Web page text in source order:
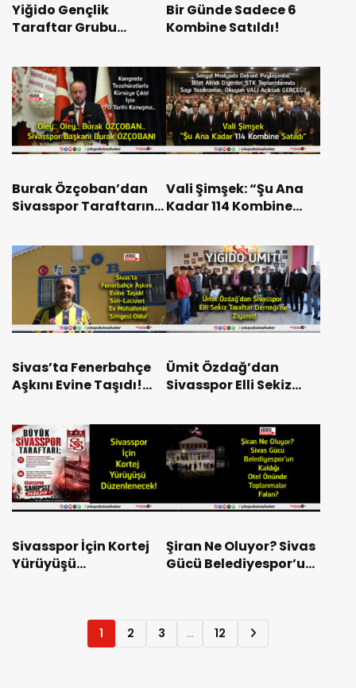
Yiğido Gençlik
Taraftar Grubu
dönüyor!
Bir Günde Sadece 6
Kombine Satıldı!
Burak Özçoban’dan
Sivasspor Taraftarına
Forma Alın, Daha
Güçlü Olalım”
Vali Şimşek: “Şu Ana
Kadar 114 Kombine
Sivas’ta Fenerbahçe
Aşkını Evine Taşıdı!
Mahallenin Simgesi
Oldu!
Ümit Özdağ’dan
Sivasspor Elli Sekiz
Ziyaret!
Sivasspor İçin Kortej
Yürüyüşü
Şiran Ne Oluyor? Sivas
Gücü Belediyespor’un
1 2 3 … 12